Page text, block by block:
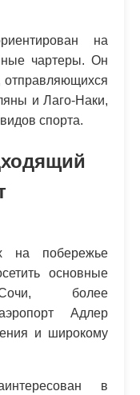
на
чартеры. Он
отправляющихся
и Лаго-Наки,
спорта.
на побережье
основные
Сочи, более
Адлер
и широкому
в